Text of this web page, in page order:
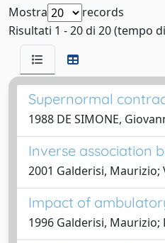
Mostra
records
Risultati 1 - 20 di 20 (tempo
Supernormal
1988 DE SIMONE,
Inverse association
2001 Galderisi, Maurizio;
Impact of
1996 Galderisi, Maurizio;